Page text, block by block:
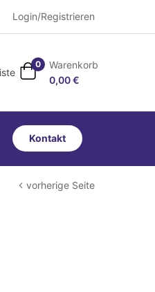
Login/Registrieren
0
Warenkorb
0,00€
Kontakt
vorherige Seite